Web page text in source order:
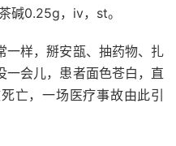
碱0.25g，iv，st。
一样，掰安瓿、抽药物、扎
一会儿，患者面色苍白，直
亡，一场医疗事故由此引